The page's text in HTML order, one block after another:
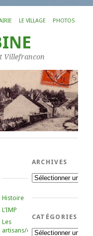
LE VILLAGE PHOTOS
Villefrancon
Histoire
L’IMP
Les
artisans/commerçants
ARCHIVES
Archives
CATÉGORIES
Catégories